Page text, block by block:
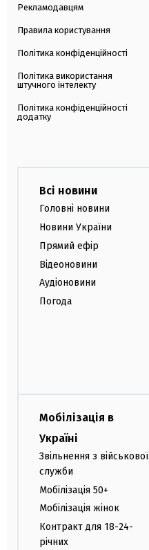
Рекламодавцям
Правила користування
Політика конфіденційності
Політика використання
штучного інтелекту
Політика конфіденційності
додатку
Всі новини
Головні новини
Новини України
Прямий ефір
Відеоновини
Аудіоновини
Погода
Мобілізація в
Україні
Звільнення з військової
служби
Мобілізація 50+
Мобілізація жінок
Контракт для 18-24-
річних